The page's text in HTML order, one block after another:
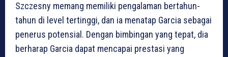
Szczesny memang memiliki pengalaman bertahun-
tahun di level tertinggi, dan ia menatap Garcia sebagai
penerus potensial. Dengan bimbingan yang tepat, dia
berharap Garcia dapat mencapai prestasi yang